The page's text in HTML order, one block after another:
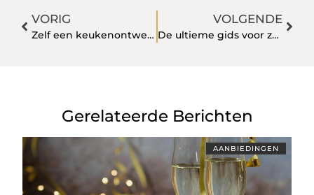
VORIG
Zelf een keukenontwerp laten maken van IKEA
VOLGENDE
De ultieme gids voor zonwering Ede: alles wat je moet weten
Gerelateerde Berichten
AANBIEDINGEN